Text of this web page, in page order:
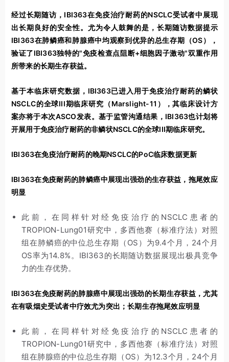
经过长期随访， IBI363在免疫治疗耐药的NSCLC受试者中展现
出长期良好的安全性。尤为令人鼓舞的是，长期随访数据提示
IBI363在肺鳞癌和肺腺癌中均观察到优异的总生存期（OS），
验证了IBI363独特的"免疫检查点阻断+细胞因子激动"双重作用
所带来的长期生存获益。
基于本临床研究数据， IBI363已进入用于免疫治疗耐药的鳞状
NSCLC的全球III期临床研究（Marslight-11），其临床设计方
案亦将于本次ASCO发表。基于监管沟通结果，IBI363也计划将
开展用于免疫治疗耐药的非鳞状NSCLC的全球III期临床研究。
IBI363在免疫治疗耐药的晚期NSCLC的PoC临床数据更新
IBI363在免疫耐药的肺鳞癌中展现出强劲的生存获益，拖尾效应
明显
此前，在同样针对经免疫治疗的 NSCLC患者的
TROPION-Lung01研究中，多西他赛（标准疗法）对照
组在肺鳞癌的中位总生存期（OS）为9.4个月，24个月
OS率为14.8%。IBI363的长期随访数据展现出极具竞争
力的生存优势。
IBI363在免疫耐药的肺腺癌中展现出强劲的长期生存获益，尤其
在有吸烟史受试者中疗效尤为突出；长期生存拖尾效应明显
此前，在同样针对经免疫治疗的 NSCLC患者的
TROPION-Lung01研究中，多西他赛（标准疗法）对照
组在肺腺癌的中位总生存期（OS）为12.3个月，24个月